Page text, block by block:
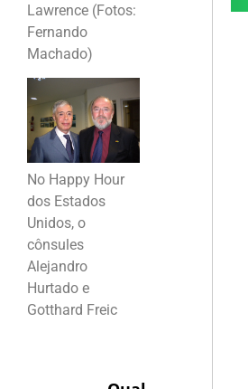
Lawrence (Fotos:
Fernando
Machado)
No Happy Hour
dos Estados
Unidos, o
cônsules
Alejandro
Hurtado e
Gotthard Freic